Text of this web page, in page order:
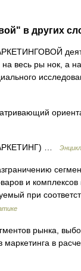
в других
весь ры нок, а
…
и
при
рынка,
маркетинга в